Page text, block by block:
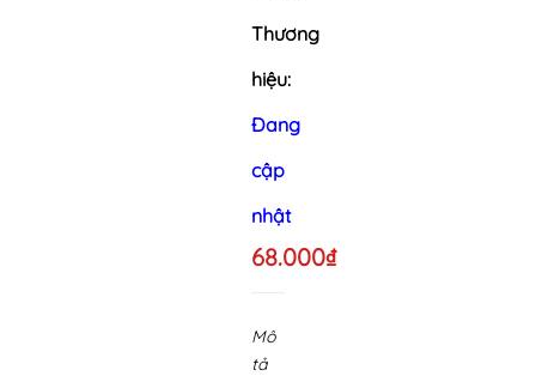
Thương
hiệu:
Đang
cập
nhật
68.000₫
Mô
tả